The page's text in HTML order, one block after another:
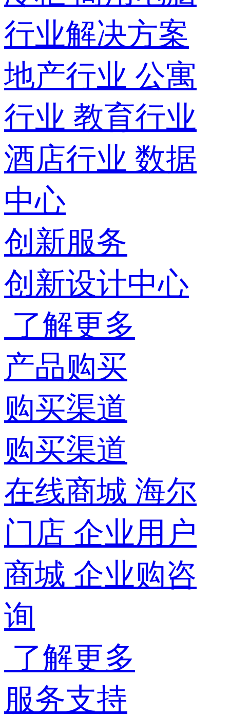
行业解决方案
地产行业 公寓
行业 教育行业
酒店行业 数据
中心
创新服务
创新设计中心
了解更多
产品购买
购买渠道
购买渠道
在线商城 海尔
门店 企业用户
商城 企业购咨
询
了解更多
服务支持